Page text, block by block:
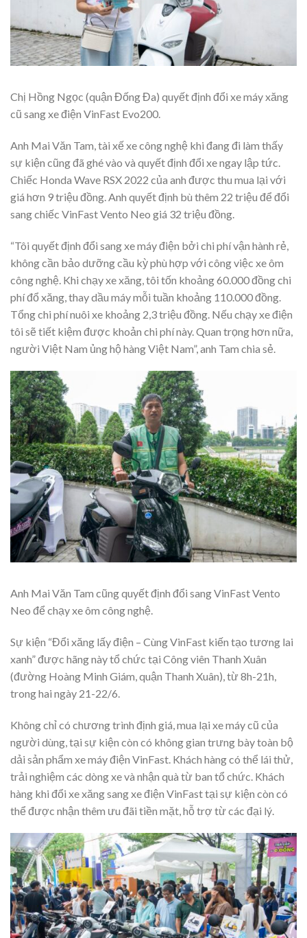
Chị Hồng Ngọc (quận Đống Đa) quyết định đổi xe máy xăng
cũ sang xe điện VinFast Evo200.
Anh Mai Văn Tam, tài xế xe công nghệ khi đang đi làm thấy
sự kiện cũng đã ghé vào và quyết định đổi xe ngay lập tức.
Chiếc Honda Wave RSX 2022 của anh được thu mua lại với
giá hơn 9 triệu đồng. Anh quyết định bù thêm 22 triệu để đổi
sang chiếc VinFast Vento Neo giá 32 triệu đồng.
“Tôi quyết định đổi sang xe máy điện bởi chi phí vận hành rẻ,
không cần bảo dưỡng cầu kỳ phù hợp với công việc xe ôm
công nghệ. Khi chạy xe xăng, tôi tốn khoảng 60.000 đồng chi
phí đổ xăng, thay dầu máy mỗi tuần khoảng 110.000 đồng.
Tổng chi phí nuôi xe khoảng 2,3 triệu đồng. Nếu chạy xe điện
tôi sẽ tiết kiệm được khoản chi phí này. Quan trọng hơn nữa,
người Việt Nam ủng hộ hàng Việt Nam”, anh Tam chia sẻ.
Anh Mai Văn Tam cũng quyết định đổi sang VinFast Vento
Neo để chạy xe ôm công nghệ.
Sự kiện “Đổi xăng lấy điện – Cùng VinFast kiến tạo tương lai
xanh” được hãng này tổ chức tại Công viên Thanh Xuân
(đường Hoàng Minh Giám, quận Thanh Xuân), từ 8h-21h,
trong hai ngày 21-22/6.
Không chỉ có chương trình định giá, mua lại xe máy cũ của
người dùng, tại sự kiện còn có không gian trưng bày toàn bộ
dải sản phẩm xe máy điện VinFast. Khách hàng có thể lái thử,
trải nghiệm các dòng xe và nhận quà từ ban tổ chức. Khách
hàng khi đổi xe xăng sang xe điện VinFast tại sự kiện còn có
thể được nhận thêm ưu đãi tiền mặt, hỗ trợ từ các đại lý.